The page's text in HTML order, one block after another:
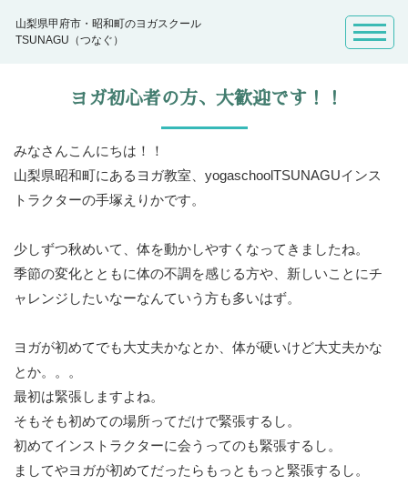
山梨県甲府市・昭和町のヨガスクール
TSUNAGU（つなぐ）
ヨガ初心者の方、大歓迎です！！
みなさんこんにちは！！
山梨県昭和町にあるヨガ教室、yogaschoolTSUNAGUインス
トラクターの手塚えりかです。
少しずつ秋めいて、体を動かしやすくなってきましたね。
季節の変化とともに体の不調を感じる方や、新しいことにチ
ャレンジしたいなーなんていう方も多いはず。
ヨガが初めてでも大丈夫かなとか、体が硬いけど大丈夫かな
とか。。。
最初は緊張しますよね。
そもそも初めての場所ってだけで緊張するし。
初めてインストラクターに会うってのも緊張するし。
ましてやヨガが初めてだったらもっともっと緊張するし。